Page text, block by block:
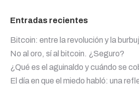
Entradas recientes
Bitcoin: entre la revolución y la
No al oro, sí al bitcoin. ¿Seguro?
¿Qué es el aguinaldo y cuándo se
El día en que el miedo habló: una